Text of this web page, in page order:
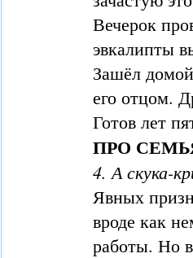
Вечерок
эвкалипты
Зашёл
его отцом.
Готов лет
ПРО
4. А скука-
Явных
вроде как
работы. Но